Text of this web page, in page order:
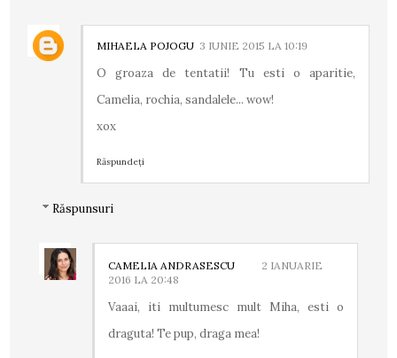
MIHAELA POJOGU 3 IUNIE 2015 LA 10:19
O groaza de tentatii! Tu esti o aparitie,
Camelia, rochia, sandalele... wow!
xox
Răspundeți
Răspunsuri
CAMELIA ANDRASESCU
2 IANUARIE
2016 LA 20:48
Vaaai, iti multumesc mult Miha, esti o
draguta! Te pup, draga mea!